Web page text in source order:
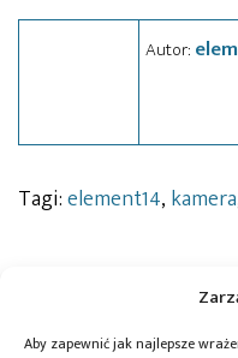
Aby zapewnić jak najlepsze
Autor:
Tagi:element14, kamera